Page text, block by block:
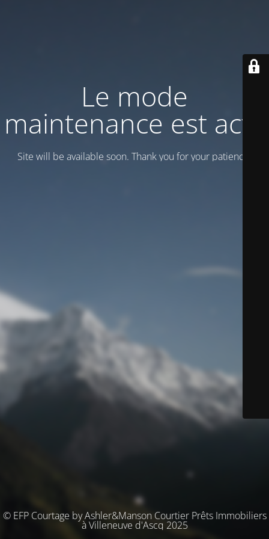
Le mode
maintenance est actif
Site will be available soon. Thank you for your patience!
© EFP Courtage by Ashler&Manson Courtier Prêts Immobiliers
à Villeneuve d'Ascq 2025